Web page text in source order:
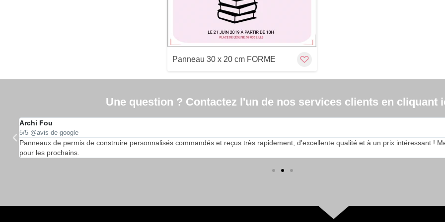
Panneau 30 x 20 cm FORME
Une question ? Contactez l'un de nos services clients en cliquant
Archi Fou
5/5 @avis de google
Panneaux de permis de construire personnalisés commandés et reçus très rapidement, d'excellente qualité et à un prix intéressant !
pour les prochains.